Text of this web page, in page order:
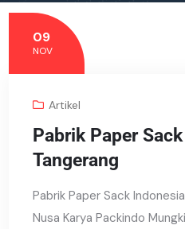
09
NOV
Artikel
Pabrik Paper
Tangerang
Pabrik Paper Sack
Nusa Karya Packindo